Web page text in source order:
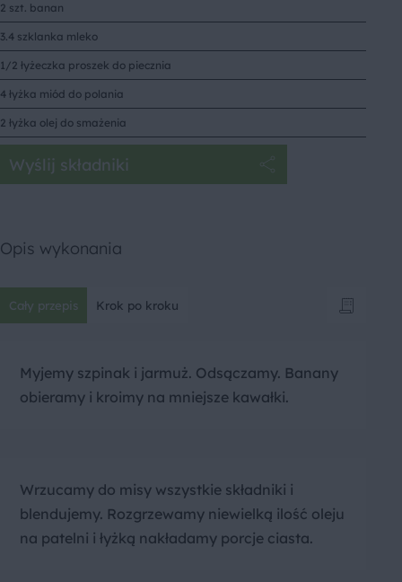
2 szt. banan
3.4 szklanka mleko
1/2 łyżeczka proszek do piecznia
4 łyżka miód do polania
2 łyżka olej do smażenia
Wyślij składniki
Opis wykonania
Cały przepis Krok po kroku
Myjemy szpinak i jarmuż. Odsączamy. Banany
obieramy i kroimy na mniejsze kawałki.
Wrzucamy do misy wszystkie składniki i
blendujemy. Rozgrzewamy niewielką ilość oleju
na patelni i łyżką nakładamy porcje ciasta.